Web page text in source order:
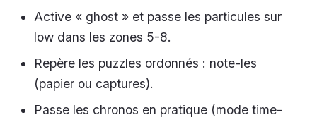
Active « ghost » et passe les particules sur
low dans les zones 5-8.
Repère les puzzles ordonnés : note-les
(papier ou captures).
Passe les chronos en pratique (mode time-